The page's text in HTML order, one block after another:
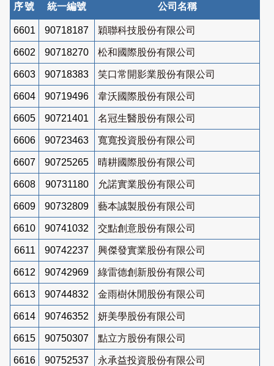
序號 統一編號 公司名稱
6601 90718187 穎聯科技股份有限公司
6602 90718270 松和國際股份有限公司
6603 90718383 笑口常開影業股份有限公司
6604 90719496 韋沃國際股份有限公司
6605 90721401 名冠生醫股份有限公司
6606 90723463 寬寬投資股份有限公司
6607 90725265 晴耕國際股份有限公司
6608 90731180 允諾實業股份有限公司
6609 90732809 藝本誠製股份有限公司
6610 90741032 交點創意股份有限公司
6611 90742237 興傑發實業股份有限公司
6612 90742969 綠雷德創新股份有限公司
6613 90744832 金雨樹休閒股份有限公司
6614 90746352 妍美學股份有限公司
6615 90750307 點立方股份有限公司
6616 90752537 永承益投資股份有限公司